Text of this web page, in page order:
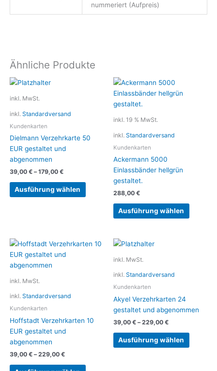
nummeriert (Aufpreis)
Ähnliche Produkte
inkl. MwSt.
inkl. Standardversand
Kundenkarten
Dielmann Verzehrkarte 50
EUR gestaltet und
abgenommen
39,00 € –179,00 €
Ausführung wählen
auf.
Produktseite
inkl. 19 % MwSt.
inkl. Standardversand
Kundenkarten
Ackermann 5000
Einlassbänder hellgrün
gestaltet.
288,00 €
Ausführung wählen
inkl. MwSt.
inkl. Standardversand
Kundenkarten
Hoffstadt Verzehrkarten 10
EUR gestaltet und
abgenommen
39,00 € –229,00 €
Dieses
Varianten
Optionen
inkl. MwSt.
inkl. Standardversand
Kundenkarten
Akyel Verzehrkarten 24
gestaltet und abgenommen
39,00 € –229,00 €
Ausführung wählen
Die
der